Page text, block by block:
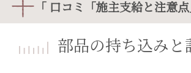
「 口コミ「施主支給と注意
部品の持ち込みと